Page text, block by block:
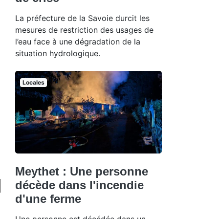
La préfecture de la Savoie durcit les
mesures de restriction des usages de
l’eau face à une dégradation de la
situation hydrologique.
Locales
Meythet : Une personne
décède dans l'incendie
d'une ferme